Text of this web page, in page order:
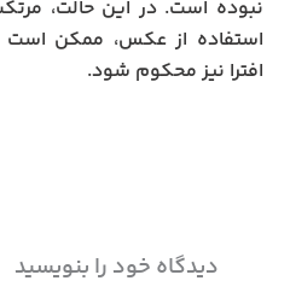
نبوده است. در این حالت،
استفاده از عکس، ممکن است
افترا نیز محکوم شود.
دیدگاه‌ خود را بنویسید